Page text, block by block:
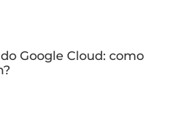
Google Cloud: como